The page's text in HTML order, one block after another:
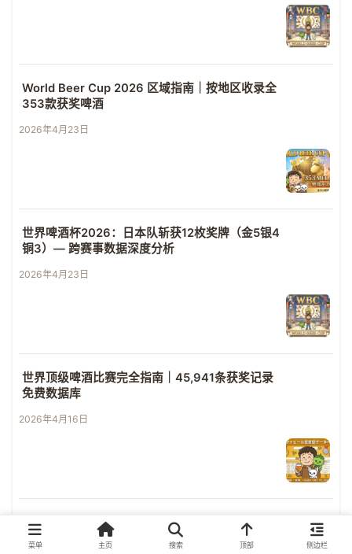
World Beer Cup 2026 区域指南｜按地区收录全
353款获奖啤酒
2026年4月23日
世界啤酒杯2026：日本队斩获12枚奖牌（金5银4
铜3）— 跨赛事数据深度分析
2026年4月23日
世界顶级啤酒比赛完全指南｜45,941条获奖记录
免费数据库
2026年4月16日
New York International Beer Competition（ニ
ューヨーク国際ビアコンペティション）完全指
菜单 主页 搜索 顶部 侧边栏